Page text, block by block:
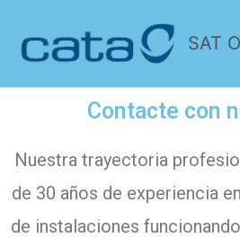
SAT
Contacte con
Nuestra trayectoria
de 30 años de experiencia
de instalaciones